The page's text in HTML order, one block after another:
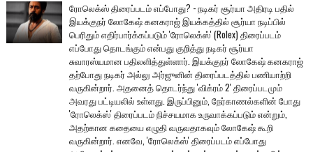
ரோலெக்ஸ் திரைப்படம் எப்போது? - நடிகர் சூர்யா அதிரடி பதில்
இயக்குநர் லோகேஷ் கனகராஜ் இயக்கத்தில் சூர்யா நடிப்பில்
பெரிதும் எதிர்பார்க்கப்படும் 'ரோலெக்ஸ்' (Rolex) திரைப்படம்
எப்போது தொடங்கும் என்பது குறித்து நடிகர் சூர்யா
சுவாரஸ்யமான பதிலளித்துள்ளார். இயக்குநர் லோகேஷ் கனகராஜ்
தற்போது நடிகர் அல்லு அர்ஜுனின் திரைப்படத்தில் பணியாற்றி
வருகின்றார். அதனைத் தொடர்ந்து 'விக்ரம் 2' திரைப்படமும்
அவரது பட்டியலில் உள்ளது. இருப்பினும், நேர்காணல்களின் போது
'ரோலெக்ஸ்' திரைப்படம் நிச்சயமாக உருவாக்கப்படும் என்றும்,
அதற்கான கதையை எழுதி வருவதாகவும் லோகேஷ் கூறி
வருகின்றார். எனவே, 'ரோலெக்ஸ்' திரைப்படம் எப்போது